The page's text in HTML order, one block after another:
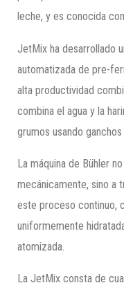
leche, y es conocida
JetMix ha desarrollado
automatizada de pre-
alta productividad
combina el agua y la
grumos usando ganchos
La máquina de Bühler
mecánicamente, sino a
este proceso continuo,
uniformemente
atomizada.
La JetMix consta de